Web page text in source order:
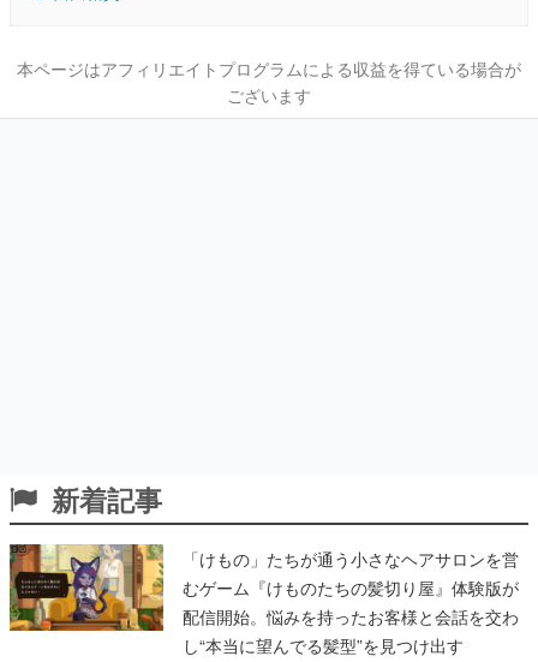
本ページはアフィリエイトプログラムによる収益を得ている場合が
ございます
新着記事
「けもの」たちが通う小さなヘアサロンを営
むゲーム『けものたちの髪切り屋』体験版が
配信開始。悩みを持ったお客様と会話を交わ
し“本当に望んでる髪型”を見つけ出す